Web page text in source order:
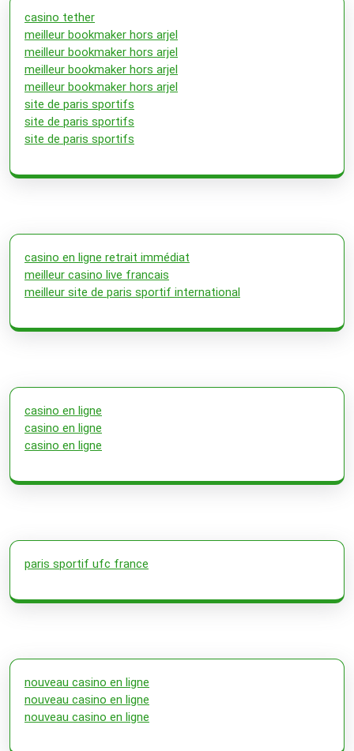
casino tether
meilleur bookmaker hors arjel
meilleur bookmaker hors arjel
meilleur bookmaker hors arjel
meilleur bookmaker hors arjel
site de paris sportifs
site de paris sportifs
site de paris sportifs
casino en ligne retrait immédiat
meilleur casino live francais
meilleur site de paris sportif international
casino en ligne
casino en ligne
casino en ligne
paris sportif ufc france
nouveau casino en ligne
nouveau casino en ligne
nouveau casino en ligne